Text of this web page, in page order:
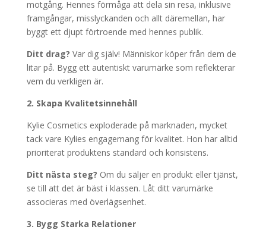
motgång. Hennes förmåga att dela sin resa, inklusive
framgångar, misslyckanden och allt däremellan, har
byggt ett djupt förtroende med hennes publik.
Ditt drag? Var dig själv! Människor köper från dem de
litar på. Bygg ett autentiskt varumärke som reflekterar
vem du verkligen är.
2. Skapa Kvalitetsinnehåll
Kylie Cosmetics exploderade på marknaden, mycket
tack vare Kylies engagemang för kvalitet. Hon har alltid
prioriterat produktens standard och konsistens.
Ditt nästa steg? Om du säljer en produkt eller tjänst,
se till att det är bäst i klassen. Låt ditt varumärke
associeras med överlägsenhet.
3. Bygg Starka Relationer